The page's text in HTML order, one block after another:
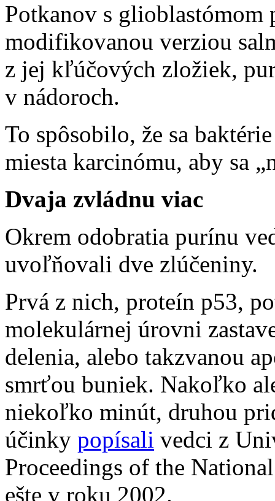
Potkanov s
modifikovanou verziou
z jej kľúčových zložiek,
v nádoroch.
To spôsobilo, že sa
miesta karcinómu, aby sa
Dvaja zvládnu viac
Okrem odobratia purínu
uvoľňovali dve zlúčeniny.
Prvá z nich, proteín p53,
molekulárnej úrovni
delenia, alebo takzvanou
smrťou buniek. Nakoľko
niekoľko minút, druhou
účinky popísali vedci z
Proceedings of the
ešte v roku 2002.